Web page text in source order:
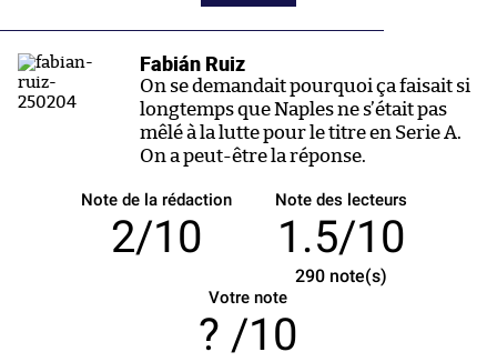
Fabián Ruiz
On se demandait pourquoi ça faisait si
longtemps que Naples ne s’était pas
mêlé à la lutte pour le titre en Serie A.
On a peut-être la réponse.
Note de la rédaction
2/10
Note des lecteurs
1.5/10
290note(s)
Votre note
/10